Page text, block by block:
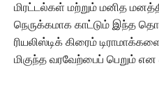
மிரட்டல்கள் மற்றும் மனித
நெருக்கமாக காட்டும் இந்த
ரியலிஸ்டிக் கிரைம்
மிகுந்த வரவேற்பைப் பெறும் என